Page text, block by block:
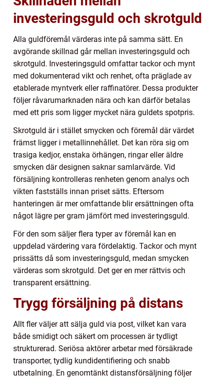
investeringsguld och skrotguld
Alla guldföremål värderas inte på samma sätt. En
avgörande skillnad går mellan investeringsguld och
skrotguld. Investeringsguld omfattar tackor och mynt
med dokumenterad vikt och renhet, ofta präglade av
etablerade myntverk eller raffinatörer. Dessa produkter
följer råvarumarknaden nära och kan därför betalas
med ett pris som ligger mycket nära guldets spotpris.
Skrotguld är i stället smycken och föremål där värdet
främst ligger i metallinnehållet. Det kan röra sig om
trasiga kedjor, enstaka örhängen, ringar eller äldre
smycken där designen saknar samlarvärde. Vid
försäljning kontrolleras renheten genom analys och
vikten fastställs innan priset sätts. Eftersom
hanteringen är mer omfattande blir ersättningen ofta
något lägre per gram jämfört med investeringsguld.
För den som säljer flera typer av föremål kan en
uppdelad värdering vara fördelaktig. Tackor och mynt
prissätts då som investeringsguld, medan smycken
värderas som skrotguld. Det ger en mer rättvis och
transparent ersättning.
Trygg försäljning på distans
Allt fler väljer att sälja guld via post, vilket kan vara
både smidigt och säkert om processen är tydligt
strukturerad. Seriösa aktörer arbetar med försäkrade
transporter, tydlig kundidentifiering och snabb
utbetalning. En genomtänkt distansförsäljning följer